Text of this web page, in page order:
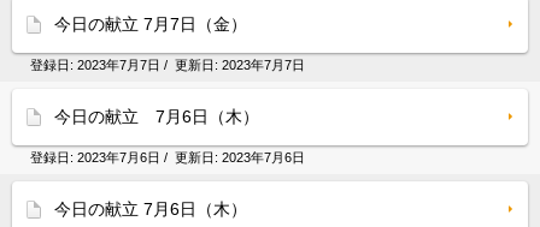
今日の献立 7月7日（金）
登録日: 2023年7月7日 / 更新日: 2023年7月7日
今日の献立 7月6日（木）
登録日: 2023年7月6日 / 更新日: 2023年7月6日
今日の献立 7月6日（木）